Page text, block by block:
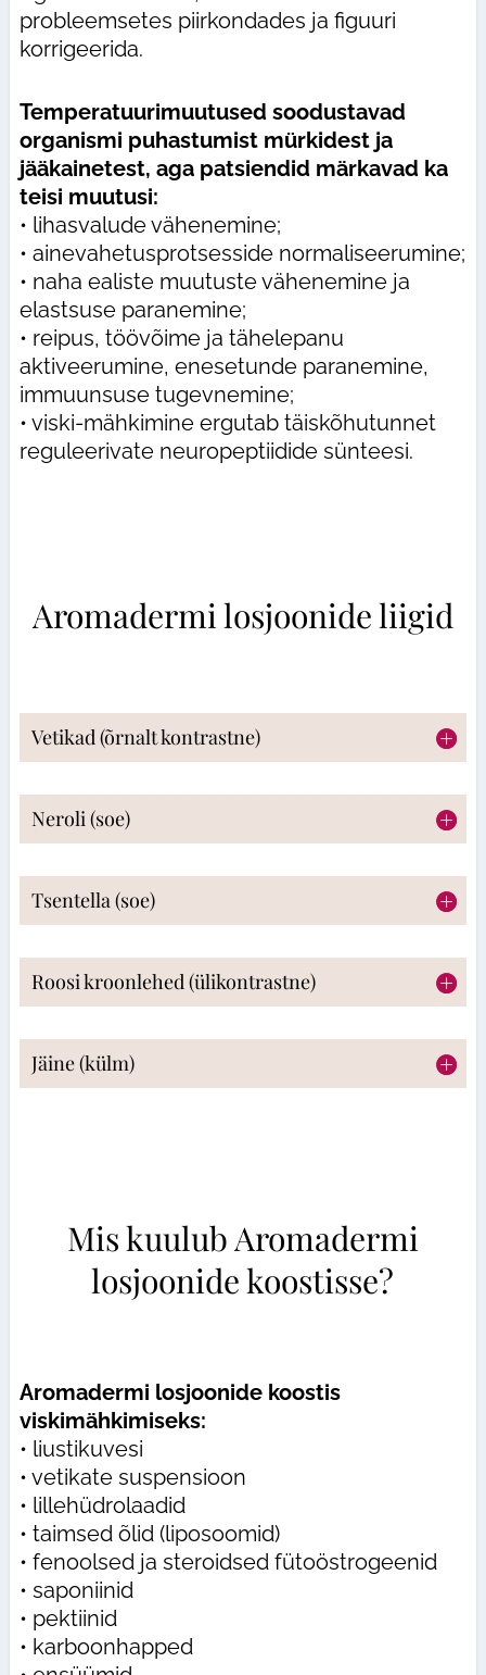
probleemsetes piirkondades ja figuuri
korrigeerida.
Temperatuurimuutused soodustavad
organismi puhastumist mürkidest ja
jääkainetest, aga patsiendid märkavad ka
teisi muutusi:
• lihasvalude vähenemine;
• ainevahetusprotsesside normaliseerumine;
• naha ealiste muutuste vähenemine ja
elastsuse paranemine;
• reipus, töövõime ja tähelepanu
aktiveerumine, enesetunde paranemine,
immuunsuse tugevnemine;
• viski-mähkimine ergutab täiskõhutunnet
reguleerivate neuropeptiidide sünteesi.
Aromadermi losjoonide liigid
Vetikad (õrnalt kontrastne)
Neroli (soe)
Tsentella (soe)
Roosi kroonlehed (ülikontrastne)
Jäine (külm)
Mis kuulub Aromadermi
losjoonide koostisse?
Аromadermi losjoonide koostis
viskimähkimiseks:
• liustikuvesi
• vetikate suspensioon
• lillehüdrolaadid
• taimsed õlid (liposoomid)
• fenoolsed ja steroidsed fütoöstrogeenid
• saponiinid
• pektiinid
• karboonhapped